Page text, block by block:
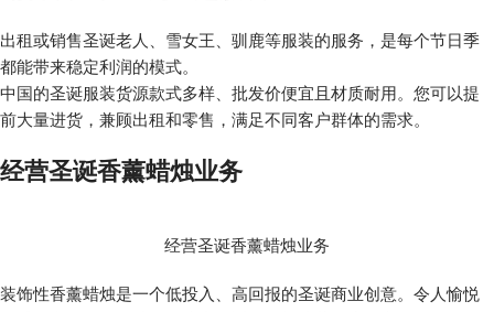
出租或销售圣诞老人、雪女王、驯鹿等服装的服务，是每个节日季
都能带来稳定利润的模式。
中国的圣诞服装货源款式多样、批发价便宜且材质耐用。您可以提
前大量进货，兼顾出租和零售，满足不同客户群体的需求。
经营圣诞香薰蜡烛业务
经营圣诞香薰蜡烛业务
装饰性香薰蜡烛是一个低投入、高回报的圣诞商业创意。令人愉悦